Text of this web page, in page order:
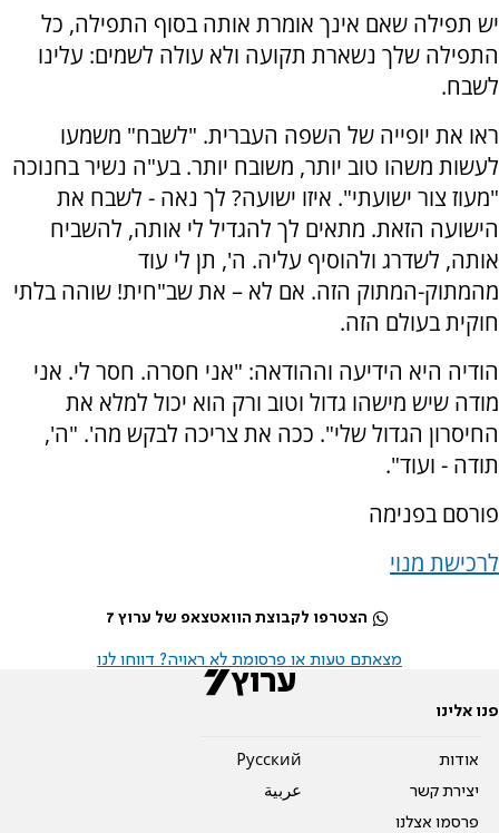
יש תפילה שאם אינך אומרת אותה בסוף התפילה, כל
התפילה שלך נשארת תקועה ולא עולה לשמים: עלינו
לשבח.
ראו את יופייה של השפה העברית. "לשבח" משמעו
לעשות משהו טוב יותר, משובח יותר. בע"ה נשיר בחנוכה
"מעוז צור ישועתי". איזו ישועה? לך נאה - לשבח את
הישועה הזאת. מתאים לך להגדיל לי אותה, להשביח
אותה, לשדרג ולהוסיף עליה. ה', תן לי עוד
מהמתוק-המתוק הזה. אם לא – את שב"חית! שוהה בלתי
חוקית בעולם הזה.
הודיה היא הידיעה וההודאה: "אני חסרה. חסר לי. אני
מודה שיש מישהו גדול וטוב ורק הוא יכול למלא את
החיסרון הגדול שלי". ככה את צריכה לבקש מה'. "ה',
תודה - ועוד".
פורסם בפנימה
לרכישת מנוי
הצטרפו לקבוצת הוואטצאפ של ערוץ 7
מצאתם טעות או פרסומת לא ראויה? דווחו לנו
פנו אלינו
אודות
יצירת קשר
פרסמו אצלנו
Pусский
عربية